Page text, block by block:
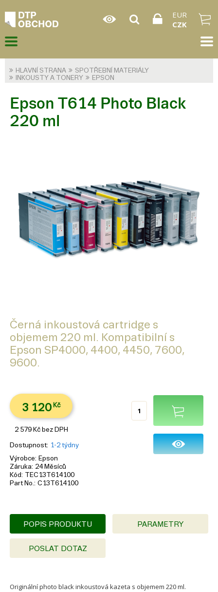
EUR
CZK
HLAVNÍ STRANA
SPOTŘEBNÍ MATERIÁLY
INKOUSTY A TONERY
EPSON
Epson T614 Photo Black
220 ml
Černá inkoustová cartridge s
objemem 220 ml. Kompatibilní s
Epson SP4000, 4400, 4450, 7600,
9600.
3 120 Kč
2 579 Kč bez DPH
Dostupnost 1-2 týdny
Výrobce
Epson
Záruka 24 Měsíců
Kód
TEC13T614100
Part No. C13T614100
POPIS PRODUKTU PARAMETRY
POSLAT DOTAZ
Originální photo black inkoustová kazeta s objemem 220 ml.